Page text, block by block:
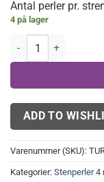
Antal perler pr.
4 på lager
Facetterede, grønne
ADD TO
Varenummer (SKU):
Kategorier: Stenperler 4